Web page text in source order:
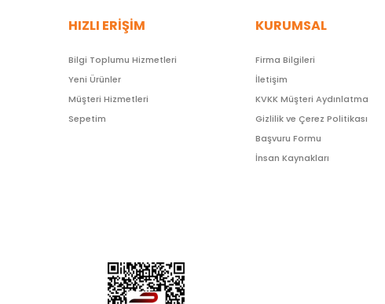
HIZLI ERİŞİM
Bilgi Toplumu Hizmetleri
Yeni Ürünler
Müşteri Hizmetleri
Sepetim
KURUMSAL
Firma Bilgileri
İletişim
KVKK Müşteri Aydınlatma
Gizlilik ve Çerez Politikası
Başvuru Formu
İnsan Kaynakları